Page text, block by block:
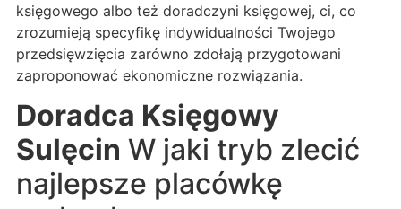
księgowego albo też doradczyni księgowej, ci, co
zrozumieją specyfikę indywidualności Twojego
przedsięwzięcia zarówno zdołają przygotowani
zaproponować ekonomiczne rozwiązania.
Doradca Księgowy
Sulęcin W jaki tryb zlecić
najlepsze placówkę